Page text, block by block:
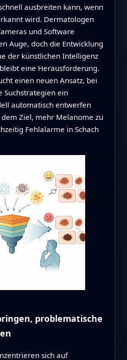
ausbreiten kann, wenn
wird. Dermatologen
und Software
Auge, doch die Entwicklung
der künstlichen Intelligenz
eine Herausforderung.
einen neuen Ansatz, bei
ein
automatisch entwerfen
Ziel, mehr Melanome zu
Fehlalarme in Schach
problematische
sich auf